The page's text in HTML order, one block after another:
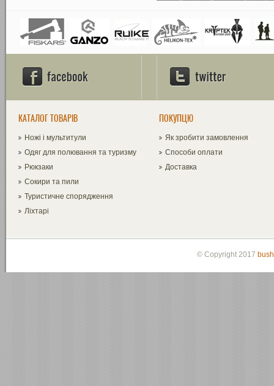
КАТАЛОГ ТОВАРІВ
Ножі і мультитули
Одяг для полювання та туризму
Рюкзаки
Сокири та пили
Туристичне спорядження
Ліхтарі
ПОКУПЦЮ
Як зробити замовлення
Способи оплати
Доставка
© Copyright 2017